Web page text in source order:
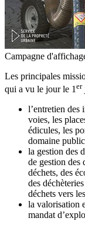
Campagne
Les principales
qui a vu le jour le 1 er
l’entretien des
voies, les
édicules, les
domaine
la gestion des
de gestion des
déchets, des
des
déchets vers
la valorisation
mandat